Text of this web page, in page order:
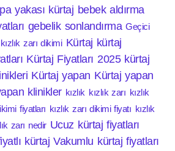
yakası kürtaj bebek aldırma
gebelik sonlandırma Geçici
kızlık zarı dikimi Kürtaj kürtaj
Kürtaj Fiyatları 2025 kürtaj
Kürtaj yapan Kürtaj yapan
klinikler kızlık kızlık zarı kızlık
fiyatları kızlık zarı dikimi fiyatı kızlık
zarı nedir Ucuz kürtaj fiyatları
kürtaj Vakumlu kürtaj fiyatları